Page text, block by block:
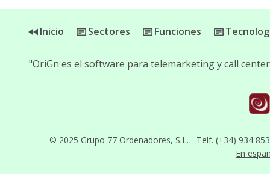
Inicio Sectores Funciones
© 2025 Grupo 77 Ordenadores, S.L. - Telf. (+34) 934
En
"OriGn es el software para telemarketing y call